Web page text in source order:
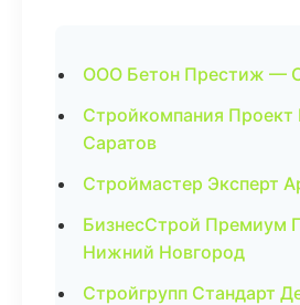
ООО Бетон Престиж —
Стройкомпания
Саратов
Строймастер Эксперт
БизнесСтрой Премиум
Нижний Новгород
Стройгрупп Стандарт